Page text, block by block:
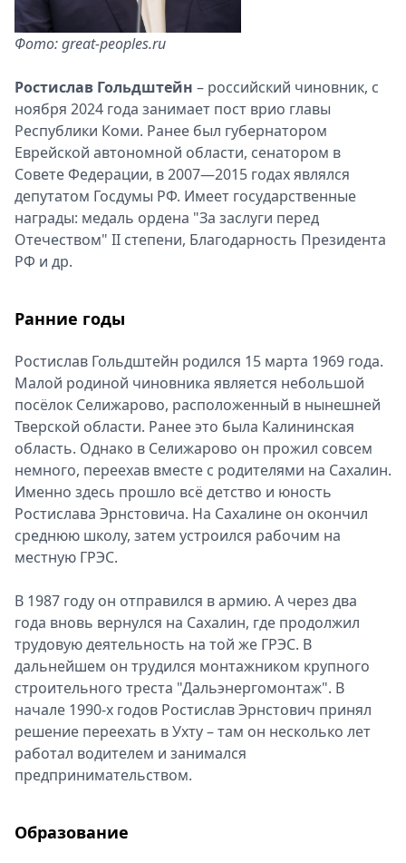
Спецпроекты
Звезды
2026
Скачай
Metro
Фото: great-peoples.ru
Ростислав Гольдштейн – российский чиновник, с
ноября 2024 года занимает пост врио главы
Республики Коми. Ранее был губернатором
Еврейской автономной области, сенатором в
Совете Федерации, в 2007—2015 годах являлся
депутатом Госдумы РФ. Имеет государственные
награды: медаль ордена "За заслуги перед
Отечеством" II степени, Благодарность Президента
РФ и др.
Ранние годы
Ростислав Гольдштейн родился 15 марта 1969 года.
Малой родиной чиновника является небольшой
посёлок Селижарово, расположенный в нынешней
Тверской области. Ранее это была Калининская
область. Однако в Селижарово он прожил совсем
немного, переехав вместе с родителями на Сахалин.
Именно здесь прошло всё детство и юность
Ростислава Эрнстовича. На Сахалине он окончил
среднюю школу, затем устроился рабочим на
местную ГРЭС.
В 1987 году он отправился в армию. А через два
года вновь вернулся на Сахалин, где продолжил
трудовую деятельность на той же ГРЭС. В
дальнейшем он трудился монтажником крупного
строительного треста "Дальэнергомонтаж". В
начале 1990-х годов Ростислав Эрнстович принял
решение переехать в Ухту – там он несколько лет
работал водителем и занимался
предпринимательством.
Образование